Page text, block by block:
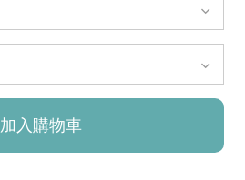
加入購物車